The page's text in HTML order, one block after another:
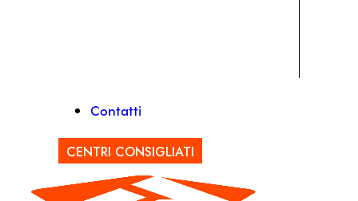
Contatti
CENTRI CONSIGLIATI